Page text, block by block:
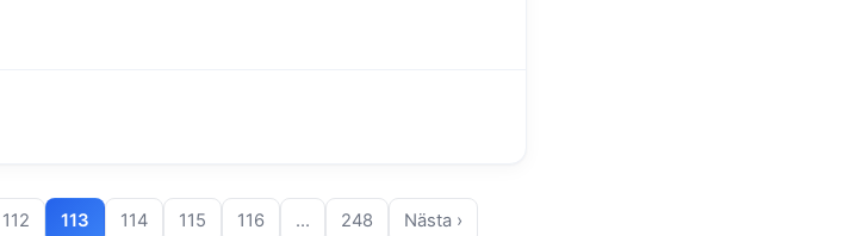
112 113 114 115 116 … 248 Nästa ›